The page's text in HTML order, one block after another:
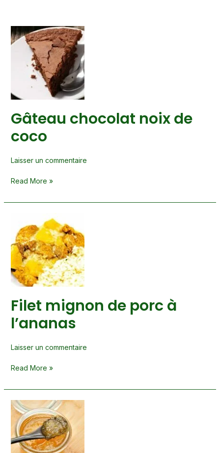
Gâteau chocolat noix de
coco
Laisser un commentaire
Gâteau
chocolat
Read More »
Filet mignon de porc à
l’ananas
Laisser un commentaire
mignon
de
porc
l’ananas
Read More »
Confiture
d’ananas
la
vanille